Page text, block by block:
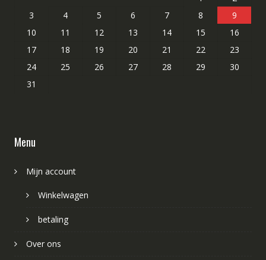
3
4 5 6 7 8
9
10
11 12 13 14 15
16
17
18 19 20 21 22
23
24
25 26 27 28 29
30
31
Menu
Mijn account
Winkelwagen
betaling
Over ons